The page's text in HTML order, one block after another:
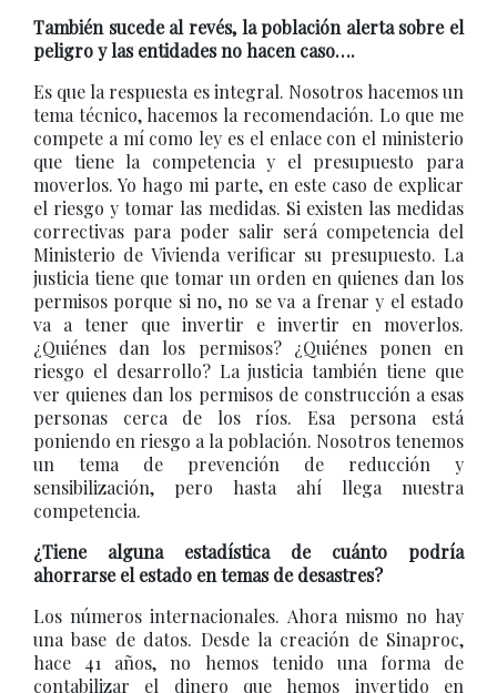
También sucede al revés, la población alerta sobre el
peligro y las entidades no hacen caso….
Es que la respuesta es integral. Nosotros hacemos un
tema técnico, hacemos la recomendación. Lo que me
compete a mí como ley es el enlace con el ministerio
que tiene la competencia y el presupuesto para
moverlos. Yo hago mi parte, en este caso de explicar
el riesgo y tomar las medidas. Si existen las medidas
correctivas para poder salir será competencia del
Ministerio de Vivienda verificar su presupuesto. La
justicia tiene que tomar un orden en quienes dan los
permisos porque si no, no se va a frenar y el estado
va a tener que invertir e invertir en moverlos.
¿Quiénes dan los permisos? ¿Quiénes ponen en
riesgo el desarrollo? La justicia también tiene que
ver quienes dan los permisos de construcción a esas
personas cerca de los ríos. Esa persona está
poniendo en riesgo a la población. Nosotros tenemos
un tema de prevención de reducción y
sensibilización, pero hasta ahí llega nuestra
competencia.
¿Tiene alguna estadística de cuánto podría
ahorrarse el estado en temas de desastres?
Los números internacionales. Ahora mismo no hay
una base de datos. Desde la creación de Sinaproc,
hace 41 años, no hemos tenido una forma de
contabilizar el dinero que hemos invertido en